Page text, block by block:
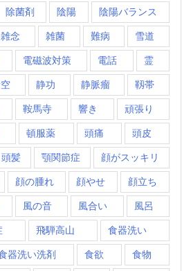
除菌剤 陰陽 陰陽バランス
雑念 雑菌 難病 雪道
電磁波対策 電話 霊
静功 静脈瘤 靱帯
鞍馬寺 響き 頑張り
頓服薬 頭痛 頭皮
頭髪 顎関節症 顔がスッキリ
顔の腫れ 顔やせ 顔立ち
風の音 風合い 風呂
飛騨高山 食器洗い
器洗い洗剤 食欲 食物